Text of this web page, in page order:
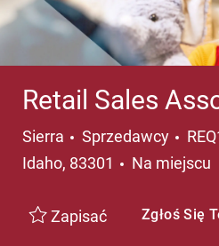
Retail Sales
Sierra Kategoria
Sprzedawcy
Idaho, 83301
Na miejscu
Zapisać Zgłoś Się